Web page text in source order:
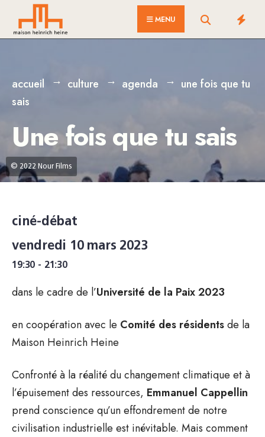
MENU
© 2022 Nour Films
accueil culture agenda
une fois que tu
sais
Une fois que tu sais
ciné-débat
vendredi 10 mars 2023
19:30 - 21:30
dans le cadre de l’Université de la Paix 2023
en coopération avec le Comité des résidentsde la
Maison Heinrich Heine
Confronté à la réalité du changement climatique et à
l’épuisement des ressources, Emmanuel Cappellin
prend conscience qu’un effondrement de notre
civilisation industrielle est inévitable. Mais comment